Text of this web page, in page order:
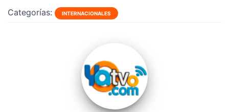
Categorías: INTERNACIONALES